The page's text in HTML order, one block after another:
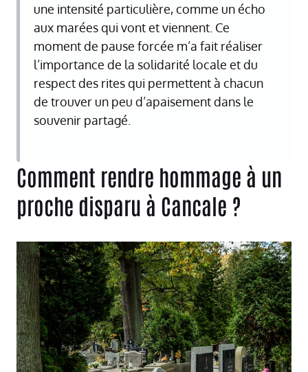
une intensité particulière, comme un écho
aux marées qui vont et viennent. Ce
moment de pause forcée m’a fait réaliser
l’importance de la solidarité locale et du
respect des rites qui permettent à chacun
de trouver un peu d’apaisement dans le
souvenir partagé.
Comment rendre hommage à un
proche disparu à Cancale ?